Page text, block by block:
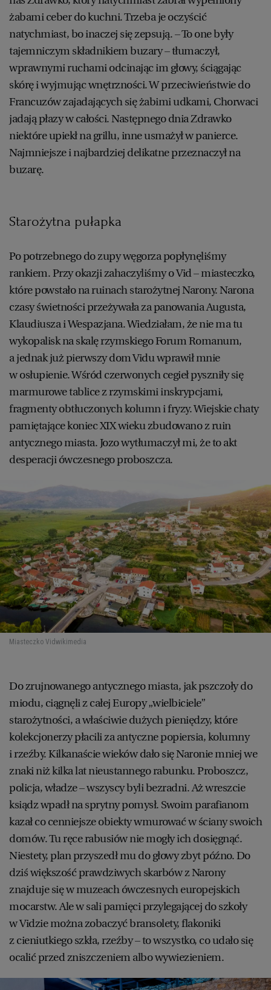
żabami ceber do kuchni. Trzeba je oczyścić
natychmiast, bo inaczej się zepsują. – To one były
tajemniczym składnikiem buzary – tłumaczył,
wprawnymi ruchami odcinając im głowy, ściągając
skórę i wyjmując wnętrzności. W przeciwieństwie do
Francuzów zajadających się żabimi udkami, Chorwaci
jadają płazy w całości. Następnego dnia Zdrawko
niektóre upiekł na grillu, inne usmażył w panierce.
Najmniejsze i najbardziej delikatne przeznaczył na
buzarę.
Starożytna pułapka
Po potrzebnego do zupy węgorza popłynęliśmy
rankiem. Przy okazji zahaczyliśmy o Vid – miasteczko,
które powstało na ruinach starożytnej Narony. Narona
czasy świetności przeżywała za panowania Augusta,
Klaudiusza i Wespazjana. Wiedziałam, że nie ma tu
wykopalisk na skalę rzymskiego Forum Romanum,
a jednak już pierwszy dom Vidu wprawił mnie
w osłupienie. Wśród czerwonych cegieł pyszniły się
marmurowe tablice z rzymskimi inskrypcjami,
fragmenty obtłuczonych kolumn i fryzy. Wiejskie chaty
pamiętające koniec XIX wieku zbudowano z ruin
antycznego miasta. Jozo wytłumaczył mi, że to akt
desperacji ówczesnego proboszcza.
Miasteczko Vidwikimedia
Do zrujnowanego antycznego miasta, jak pszczoły do
miodu, ciągnęli z całej Europy „wielbiciele”
starożytności, a właściwie dużych pieniędzy, które
kolekcjonerzy płacili za antyczne popiersia, kolumny
i rzeźby. Kilkanaście wieków dało się Naronie mniej we
znaki niż kilka lat nieustannego rabunku. Proboszcz,
policja, władze – wszyscy byli bezradni. Aż wreszcie
ksiądz wpadł na sprytny pomysł. Swoim parafianom
kazał co cenniejsze obiekty wmurować w ściany swoich
domów. Tu ręce rabusiów nie mogły ich dosięgnąć.
Niestety, plan przyszedł mu do głowy zbyt późno. Do
dziś większość prawdziwych skarbów z Narony
znajduje się w muzeach ówczesnych europejskich
mocarstw. Ale w sali pamięci przylegającej do szkoły
w Vidzie można zobaczyć bransolety, flakoniki
z cieniutkiego szkła, rzeźby – to wszystko, co udało się
ocalić przed zniszczeniem albo wywiezieniem.